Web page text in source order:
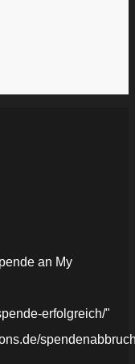
an My
erfolgreich/"